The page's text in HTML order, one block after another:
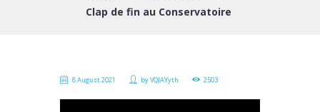
Clap de fin au Conservatoire
8 August 2021 byVQJAYyth 2503